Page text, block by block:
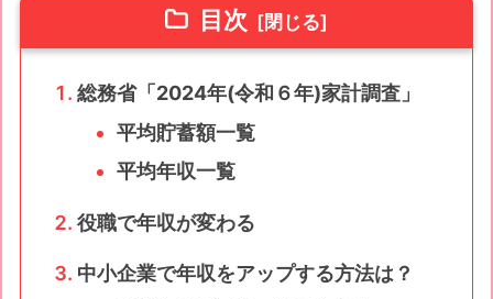
目次
総務省「2024年(令和６年)家計調査」
平均貯蓄額一覧
平均年収一覧
役職で年収が変わる
中小企業で年収をアップする方法は？